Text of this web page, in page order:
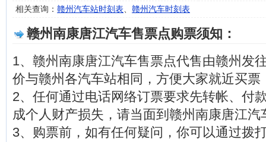
相关查询： 赣州汽车站时刻表 赣州汽车时刻表
赣州南康唐江汽车售票点购票须知：
1、赣州南康唐江汽车售票点代售由赣州发
价与赣州各汽车站相同，方便大家就近买票
2、任何通过电话网络订票要求先转帐、付
成个人财产损失，请当面到赣州南康唐江
3、购票前，如有任何疑问，你可以通过拨